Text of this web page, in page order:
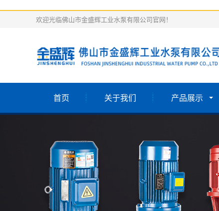
欢迎光临佛山市金盛辉工业水泵有限公司官网！
首页 关于我们 产品展示